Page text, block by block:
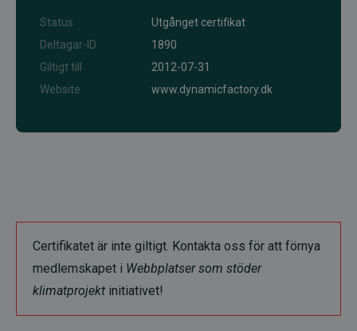
Status
Utgånget certifikat
Deltagar-ID
1890
Giltigt till
2012-07-31
Website
www.dynamicfactory.dk
Certifikatet är inte giltigt. Kontakta oss för att förnya
medlemskapet i Webbplatser som stöder
klimatprojekt initiativet!